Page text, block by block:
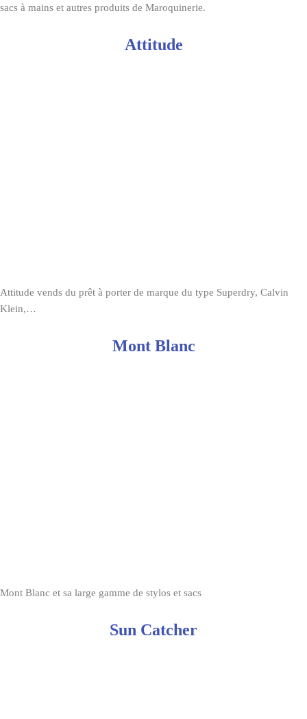
sacs à mains et autres produits de Maroquinerie.
Attitude
Attitude vends du prêt à porter de marque du type Superdry, Calvin
Klein,…
Mont Blanc
Mont Blanc et sa large gamme de stylos et sacs
Sun Catcher